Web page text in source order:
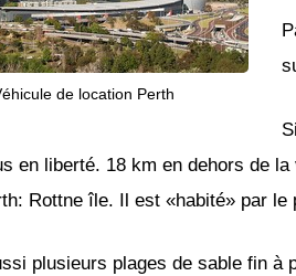
de location Perth
en liberté. 18 km en dehors de
Rottne île. Il est «habité» par
plusieurs plages de sable fin